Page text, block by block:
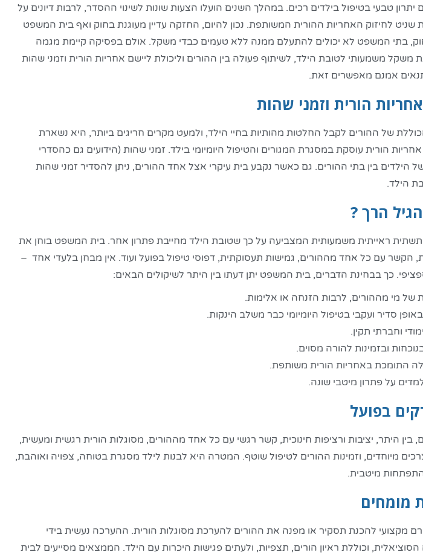
טבעי בטיפול בילדים רכים. במהלך השנים הועלו הצעות שונות לשינוי ההסדר, לרבות דיונים על
שניט לחיזוק האחריות ההורית המשותפת. נכון להיום, החזקה עדיין מעוגנת בחוק ואף בית המשפט
בתי המשפט לא יכולים להתעלם ממנה ללא טעמים כבדי משקל. אולם בפסיקה קיימת מגמה
משקל משמעותי לטובת הילד, לשיתוף פעולה בין ההורים וליכולת ליישם אחריות הורית וזמני שהות
אמנם מאפשרים זאת.
הורית וזמני שהות
של ההורים לקבל החלטות מהותיות בחיי הילד, ולמעט מקרים חריגים ביותר, היא נשארת
הורית עוסקת במסגרת המגורים והטיפול היומיומי בילד. זמני שהות (הידועים גם כהסדרי
הילדים בין בתי ההורים. גם כאשר נקבע בית עיקרי אצל אחד ההורים, ניתן להסדיר זמני שהות
הילד.
הרך ?
ראייתית משמעותית המצביעה על כך שטובת הילד מחייבת פתרון אחר. בית המשפט בוחן את
הקשר עם כל אחד מההורים, גמישות תעסוקתית, דפוסי טיפול בפועל ועוד. אין מבחן בלעדי אחד –
כך בבחינת הדברים, בית המשפט יתן דעתו בין היתר לשיקולים הבאים:
של מי מההורים, לרבות הזנחה או אלימות.
סדיר ועקבי בטיפול היומיומי כבר משלב הינקות.
וחברתי תקין.
ובזמינות להורה מסוים.
התומכת באחריות הורית משותפת.
על פתרון מיטבי שונה.
בפועל
בין היתר, יציבות ורציפות חינוכית, קשר רגשי עם כל אחד מההורים, מסוגלות הורית רגשית ומעשית,
מיוחדים, וזמינות ההורים לטיפול שוטף. המטרה היא לבנות לילד מסגרת בטוחה, צפויה ואוהבת,
מיטבית.
מומחים
מקצועי להכנת תסקיר או מפנה את ההורים להערכת מסוגלות הורית. ההערכה נעשית בידי
וכוללת ראיון הורים, תצפיות, ולעתים פגישות היכרות עם הילד. הממצאים מסייעים לבית